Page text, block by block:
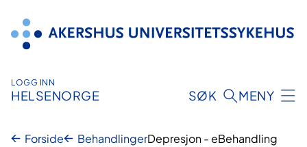
innhold
LOGG INN
HELSENORGE SØK MENY
Forside BehandlingerDepresjon - eBehandling